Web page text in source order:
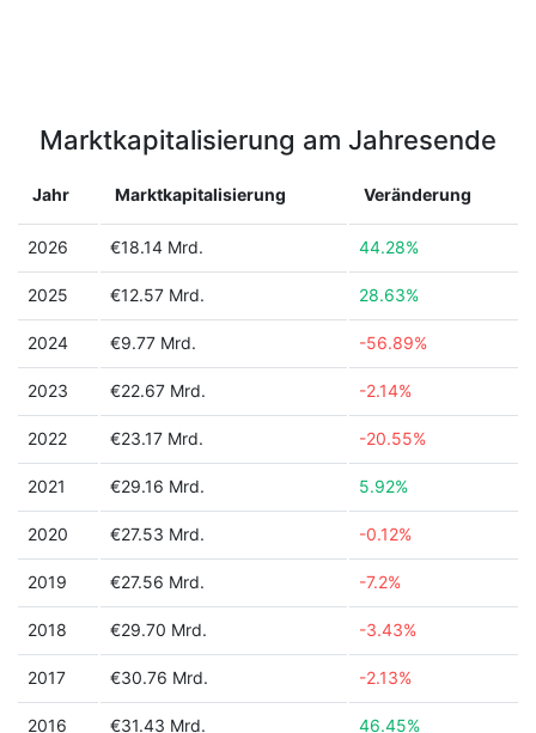
Marktkapitalisierung am Jahresende
Jahr Marktkapitalisierung Veränderung
2026 €18.14 Mrd. 44.28%
2025 €12.57 Mrd. 28.63%
2024 €9.77 Mrd. -56.89%
2023 €22.67 Mrd. -2.14%
2022 €23.17 Mrd. -20.55%
2021 €29.16 Mrd. 5.92%
2020 €27.53 Mrd. -0.12%
2019 €27.56 Mrd. -7.2%
2018 €29.70 Mrd. -3.43%
2017 €30.76 Mrd. -2.13%
2016 €31.43 Mrd. 46.45%